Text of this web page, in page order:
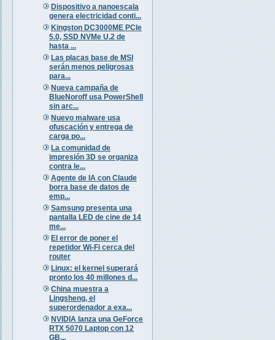
Dispositivo a nanoescala
genera electricidad conti...
Kingston DC3000ME PCIe
5.0, SSD NVMe U.2 de
hasta ...
Las placas base de MSI
serán menos peligrosas
para...
Nueva campaña de
BlueNoroff usa PowerShell
sin arc...
Nuevo malware usa
ofuscación y entrega de
carga po...
La comunidad de
impresión 3D se organiza
contra le...
Agente de IA con Claude
borra base de datos de
emp...
Samsung presenta una
pantalla LED de cine de 14
me...
El error de poner el
repetidor Wi-Fi cerca del
router
Linux: el kernel superará
pronto los 40 millones d...
China muestra a
Lingsheng, el
superordenador a exa...
NVIDIA lanza una GeForce
RTX 5070 Laptop con 12
GB...